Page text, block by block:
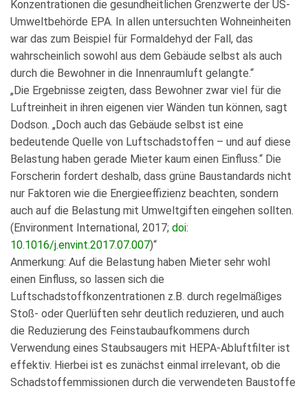
Konzentrationen die gesundheitlichen Grenzwerte der US-
Umweltbehörde EPA. In allen untersuchten Wohneinheiten
war das zum Beispiel für Formaldehyd der Fall, das
wahrscheinlich sowohl aus dem Gebäude selbst als auch
durch die Bewohner in die Innenraumluft gelangte.“
„Die Ergebnisse zeigten, dass Bewohner zwar viel für die
Luftreinheit in ihren eigenen vier Wänden tun können, sagt
Dodson. „Doch auch das Gebäude selbst ist eine
bedeutende Quelle von Luftschadstoffen – und auf diese
Belastung haben gerade Mieter kaum einen Einfluss.“ Die
Forscherin fordert deshalb, dass grüne Baustandards nicht
nur Faktoren wie die Energieeffizienz beachten, sondern
auch auf die Belastung mit Umweltgiften eingehen sollten.
(Environment International, 2017; doi:
10.1016/j.envint.2017.07.007)“
Anmerkung: Auf die Belastung haben Mieter sehr wohl
einen Einfluss, so lassen sich die
Luftschadstoffkonzentrationen z.B. durch regelmäßiges
Stoß- oder Querlüften sehr deutlich reduzieren, und auch
die Reduzierung des Feinstaubaufkommens durch
Verwendung eines Staubsaugers mit HEPA-Abluftfilter ist
effektiv. Hierbei ist es zunächst einmal irrelevant, ob die
Schadstoffemmissionen durch die verwendeten Baustoffe